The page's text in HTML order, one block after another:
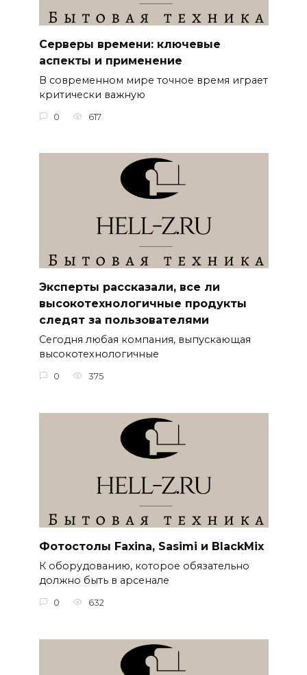
Серверы времени: ключевые
аспекты и применение
В современном мире точное время играет
критически важную
0 617
Эксперты рассказали, все ли
высокотехнологичные продукты
следят за пользователями
Сегодня любая компания, выпускающая
высокотехнологичные
0 375
Фотостолы Faxina, Sasimi и BlackMix
К оборудованию, которое обязательно
должно быть в арсенале
0 632